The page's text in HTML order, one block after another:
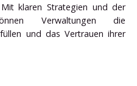
klaren Strategien und der
Verwaltungen die
und das Vertrauen ihrer